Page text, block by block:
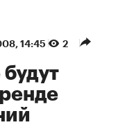
14:45 2